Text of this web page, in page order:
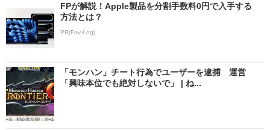
FPが解説！Apple製品を分割手数料0円で入手する
方法とは？
PR(Fav-Log)
「モンハン」チート行為でユーザーを逮捕 運営
「興味本位でも絶対しないで」 | ね...